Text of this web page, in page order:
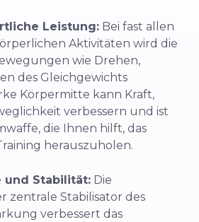
Leistung: Bei fast allen
Aktivitäten wird die
wie Drehen,
des Gleichgewichts
Körpermitte kann Kraft,
verbessern und ist
die Ihnen hilft, das
herauszuholen.
und Stabilität: Die
zentrale Stabilisator des
verbessert das